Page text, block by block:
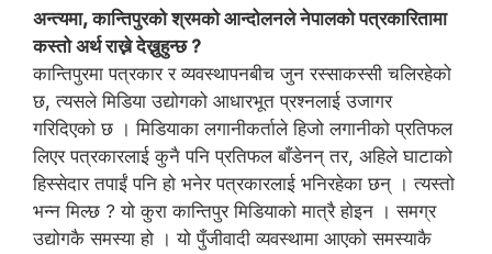
अन्त्यमा, कान्तिपुरको श्रमको आन्दोलनले नेपालको पत्रकारितामा
कस्तो अर्थ राख्ने देख्नुहुन्छ ?
कान्तिपुरमा पत्रकार र व्यवस्थापनबीच जुन रस्साकस्सी चलिरहेको
छ, त्यसले मिडिया उद्योगको आधारभूत प्रश्नलाई उजागर
गरिदिएको छ । मिडियाका लगानीकर्ताले हिजो लगानीको प्रतिफल
लिएर पत्रकारलाई कुनै पनि प्रतिफल बाँडेनन् तर, अहिले घाटाको
हिस्सेदार तपाईं पनि हो भनेर पत्रकारलाई भनिरहेका छन् । त्यस्तो
भन्न मिल्छ ? यो कुरा कान्तिपुर मिडियाको मात्रै होइन । समग्र
उद्योगकै समस्या हो । यो पुँजीवादी व्यवस्थामा आएको समस्याकै